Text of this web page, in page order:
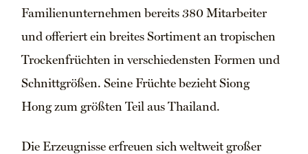
Familienunternehmen bereits 380 Mitarbeiter
und offeriert ein breites Sortiment an tropischen
Trockenfrüchten in verschiedensten Formen und
Schnittgrößen. Seine Früchte bezieht Siong
Hong zum größten Teil aus Thailand.
Die Erzeugnisse erfreuen sich weltweit großer